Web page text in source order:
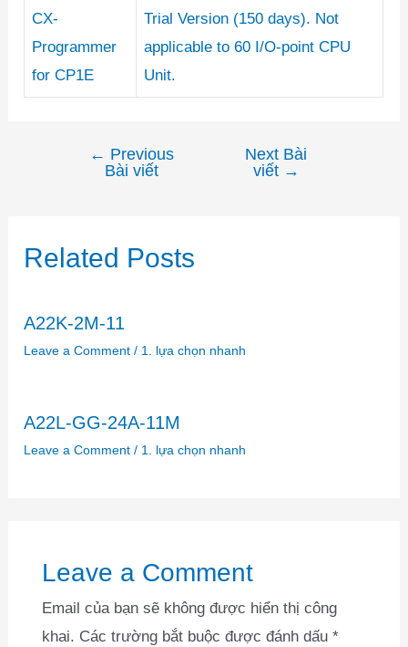
CX-
Programmer
for CP1E
Trial Version (150 days). Not
applicable to 60 I/O-point CPU
Unit.
← Previous
Bài viết
Next Bài
viết →
Related Posts
A22K-2M-11
Leave a Comment / 1. lựa chọn nhanh
A22L-GG-24A-11M
Leave a Comment / 1. lựa chọn nhanh
Leave a Comment
Email của bạn sẽ không được hiển thị công
khai. Các trường bắt buộc được đánh dấu *